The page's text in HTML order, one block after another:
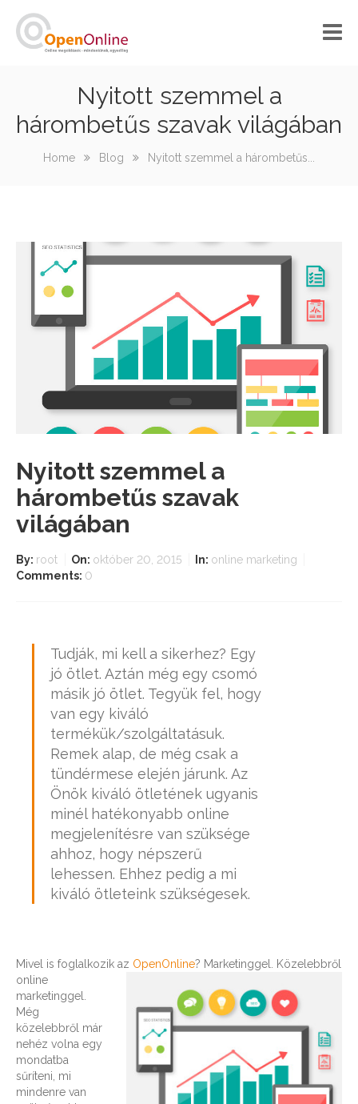
Rólunk
Szolgáltatásaink
GINOP_PLUSZ-2.1.3-24-2025-01156
Nyitott szemmel a
hárombetűs szavak világában
Home Blog Nyitott szemmel a hárombetűs...
Nyitott szemmel a
hárombetűs szavak
világában
By: root On: október 20, 2015 In: online marketing
Comments: 0
Tudják, mi kell a sikerhez? Egy
jó ötlet. Aztán még egy csomó
másik jó ötlet. Tegyük fel, hogy
van egy kiváló
termékük/szolgáltatásuk.
Remek alap, de még csak a
tündérmese elején járunk. Az
Önök kiváló ötletének ugyanis
minél hatékonyabb online
megjelenítésre van szüksége
ahhoz, hogy népszerű
lehessen. Ehhez pedig a mi
kiváló ötleteink szükségesek.
Mivel is foglalkozik az OpenOnline? Marketinggel.
Közelebbről
online
marketinggel.
Még
közelebbről már
nehéz volna egy
mondatba
sűríteni, mi
mindenre van